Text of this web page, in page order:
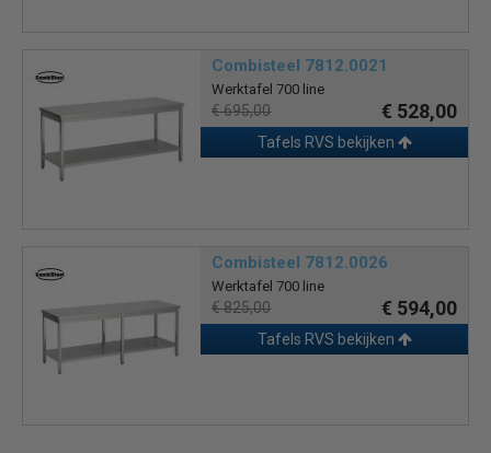
Combisteel 7812.0021
Werktafel 700 line
€ 695,00 € 528,00
Tafels RVS bekijken
Combisteel 7812.0026
Werktafel 700 line
€ 825,00 € 594,00
Tafels RVS bekijken